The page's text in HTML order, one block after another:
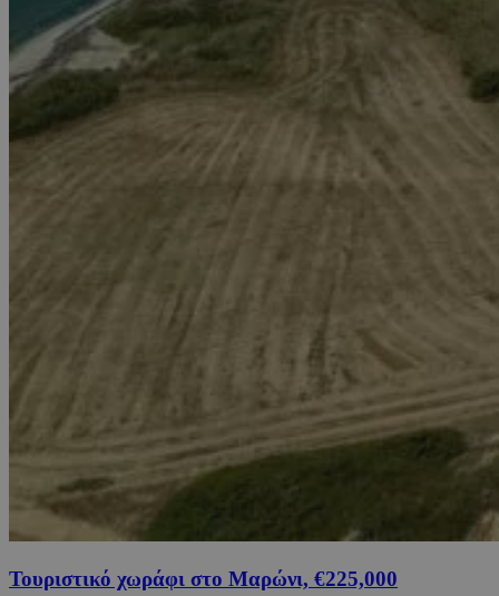
Τουριστικό χωράφι στο Μαρώνι, €225,000